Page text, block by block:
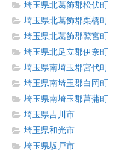
埼玉県北葛飾郡松伏町
埼玉県北葛飾郡栗橋町
埼玉県北葛飾郡鷲宮町
埼玉県北足立郡伊奈町
埼玉県南埼玉郡宮代町
埼玉県南埼玉郡白岡町
埼玉県南埼玉郡菖蒲町
埼玉県吉川市
埼玉県和光市
埼玉県坂戸市